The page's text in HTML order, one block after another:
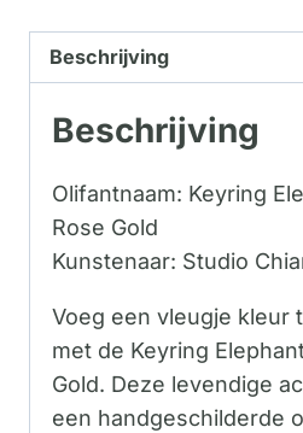
Beschrijving
Beschrijving
Olifantnaam: Keyring
Rose Gold
Kunstenaar: Studio
Voeg een vleugje kleur
met de Keyring
Gold. Deze levendige
een handgeschilderde